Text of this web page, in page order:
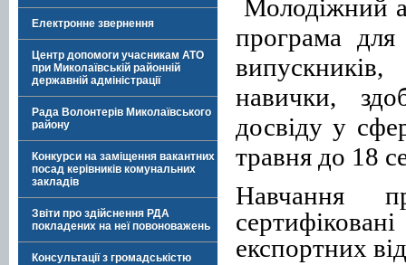
Електронне звернення
Центр допомоги учасникам АТО
при Миколаївській районній
державній адміністрації
Рада Волонтерів Миколаївського
району
Конкурси на заміщення вакантних
посад керівників комунальних
закладів
Звіти про здійснення РДА
покладених на неї повоноважень
Консультації з громадськістю
Молодіжний
програма для
навички,
досвіду у
травня до 18
Навчання
експортних